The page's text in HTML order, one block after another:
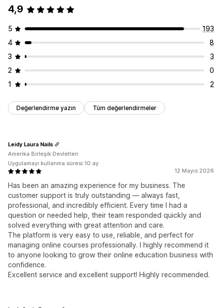
4,9
5
193
4
8
3
3
2
0
1
2
Değerlendirme yazın Tüm değerlendirmeler
12 Mayıs 2026
Has been an amazing experience for my business. The
customer support is truly outstanding — always fast,
professional, and incredibly efficient. Every time I had a
question or needed help, their team responded quickly and
solved everything with great attention and care.
The platform is very easy to use, reliable, and perfect for
managing online courses professionally. I highly recommend it
to anyone looking to grow their online education business with
confidence.
Excellent service and excellent support! Highly recommended.
Leidy Laura Nails
Amerika Birleşik Devletleri
Uygulamayı kullanma süresi:10 ay